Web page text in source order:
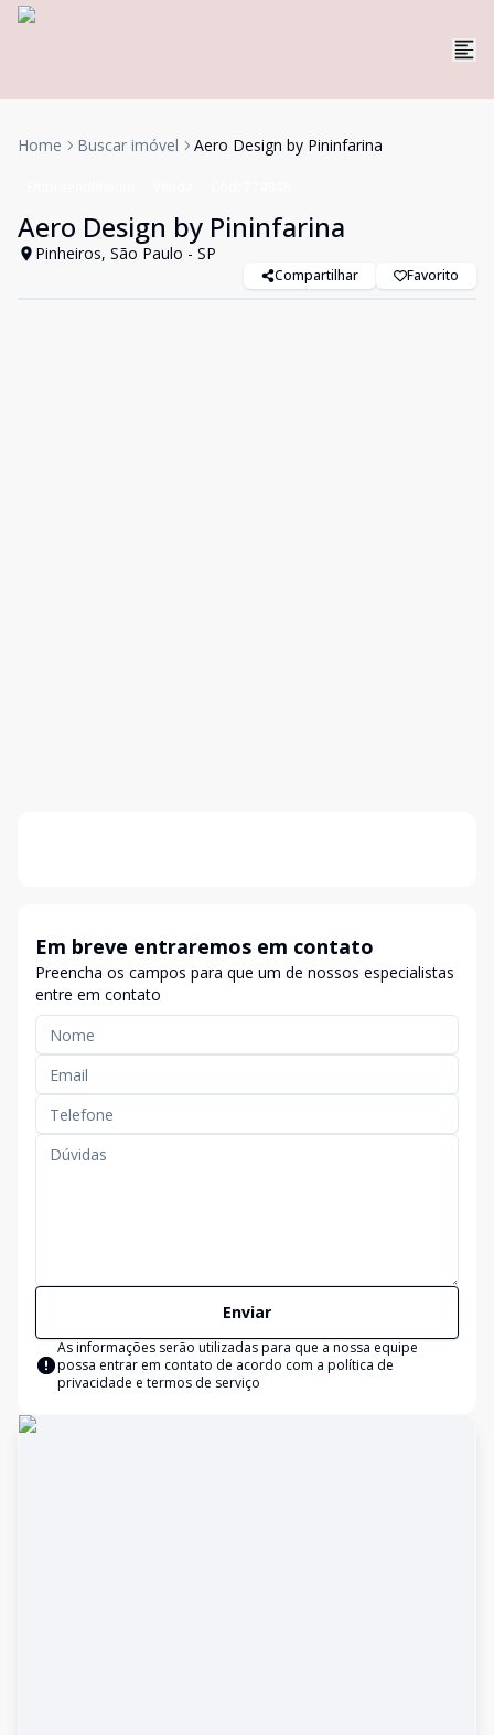
Home Buscar imóvel Aero Design by Pininfarina
Aero Design by Pininfarina
Pinheiros, São Paulo - SP
Compartilhar Favorito
Em breve entraremos em contato
Preencha os campos para que um de nossos especialistas
entre em contato
Enviar
As informações serão utilizadas para que a nossa equipe
possa entrar em contato de acordo com a política de
privacidade e termos de serviço